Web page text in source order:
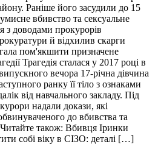
Раніше його засудили до 15
вбивство та сексуальне
з доводами прокурорів
й відхилив скарги
пом'якшити призначене
Трагедія сталася у 2017 році в
вечора 17-річна дівчина
ранку її тіло з ознаками
від навчального закладу. Під
надали докази, які
до вбивства та
також: Вбивця Іринки
собі віку в СІЗО: деталі […]